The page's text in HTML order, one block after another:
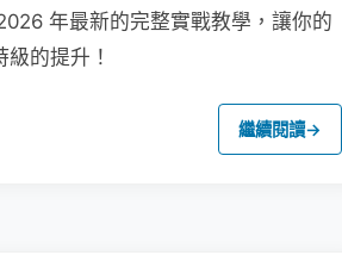
年最新的完整實戰教學，讓你的
的提升！
繼續閱讀→